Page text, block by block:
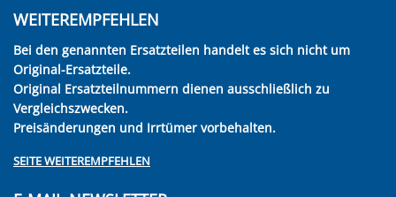
WEITEREMPFEHLEN
Bei den genannten Ersatzteilen handelt es sich nicht um
Original-Ersatzteile.
Original Ersatzteilnummern dienen ausschließlich zu
Vergleichszwecken.
Preisänderungen und Irrtümer vorbehalten.
SEITE WEITEREMPFEHLEN